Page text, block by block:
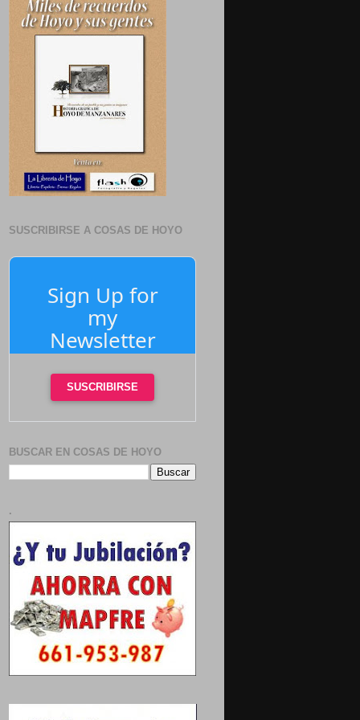
SUSCRIBIRSE A COSAS DE HOYO
Sign Up for
my
Newsletter
SUSCRIBIRSE
BUSCAR EN COSAS DE HOYO
.